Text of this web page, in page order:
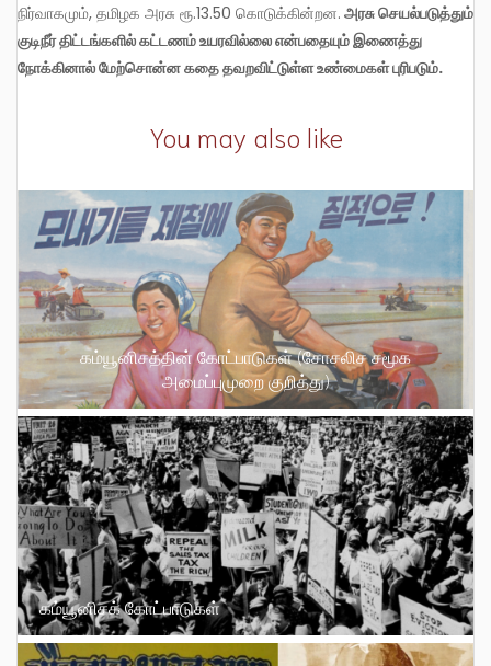
நிர்வாகமும், தமிழக அரசு ரூ.13.50 கொடுக்கின்றன. அரசு செயல்படுத்தும்
குடிநீர் திட்டங்களில் கட்டணம் உயரவில்லை என்பதையும் இணைத்து
நோக்கினால் மேற்சொன்ன கதை தவறவிட்டுள்ள உண்மைகள் புரிபடும்.
You may also like
கம்யூனிசத்தின் கோட்பாடுகள் (சோசலிச சமூக
அமைப்புமுறை குறித்து)
கம்யூனிசக் கோட்பாடுகள்